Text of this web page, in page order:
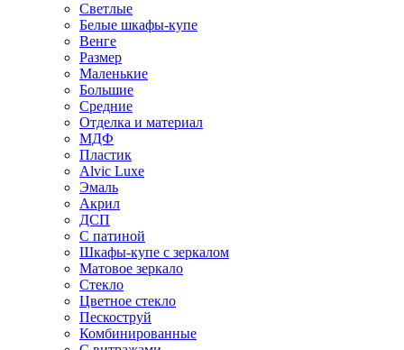
Светлые
Белые шкафы-купе
Венге
Размер
Маленькие
Большие
Средние
Отделка и материал
МДФ
Пластик
Alvic Luxe
Эмаль
Акрил
ДСП
С патиной
Шкафы-купе с зеркалом
Матовое зеркало
Стекло
Цветное стекло
Пескоструй
Комбинированные